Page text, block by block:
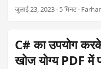
एस्पोजेस प्लगइन का उपयोग करके
लेख में इस विश्वसनीय और उच्च
जुलाई 23, 2023 · 5 मिनट ·
C# का उपयोग
खोज योग्य PDF में